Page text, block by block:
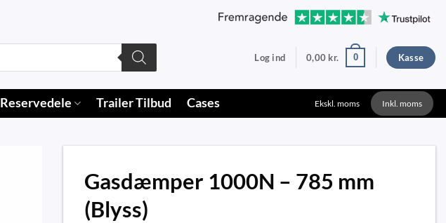
Log ind 0,00 kr. 0 Kasse
Reservedele Trailer Tilbud Cases Ekskl. moms Inkl. moms
Gasdæmper 1000N – 785 mm
(Blyss)